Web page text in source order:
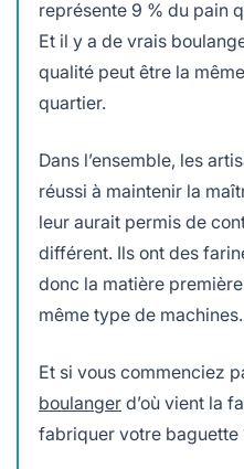
représente 9 % du pain
Et il y a de vrais
qualité peut être la
quartier.
Dans l’ensemble, les
réussi à maintenir la
leur aurait permis de
différent. Ils ont des
donc la matière
même type de
Et si vous commenciez
boulanger d’où vient la
fabriquer votre baguette